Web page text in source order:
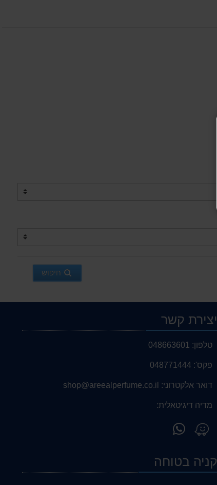
חיפוש
יצירת קשר
טלפון: 048663601
פקס': 048771444
דואר אלקטרוני: shop@areealperfume.co.il
מדיה דיגיטאלית:
מצא
אותנו
Waze
WhatsAppקניה בטוחה